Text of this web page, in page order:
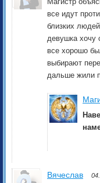
все идут
близких
девушка хочу
все хорошо
выбирают
дальше жили
Вячеслав